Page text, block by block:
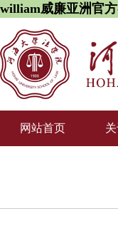
william威廉亚洲官
网站首页